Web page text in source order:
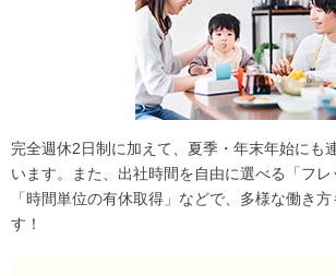
完全週休2日制に加えて、夏季・年末年始にも
います。また、出社時間を自由に選べる「フ
「時間単位の有休取得」などで、多様な働き
す！